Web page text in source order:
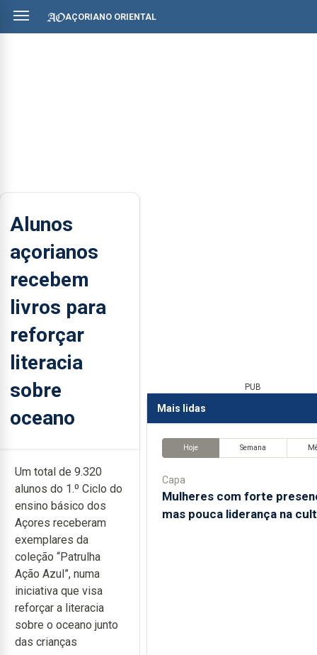
AÇORIANO ORIENTAL
Alunos
açorianos
recebem
livros para
reforçar
literacia
sobre
oceano
Um total de 9.320
alunos do 1.º Ciclo do
ensino básico dos
Açores receberam
exemplares da
coleção “Patrulha
Ação Azul”, numa
iniciativa que visa
reforçar a literacia
sobre o oceano junto
das crianças
PUB
Mais lidas
Hoje Semana
Capa
Mulheres com forte
mas pouca liderança na